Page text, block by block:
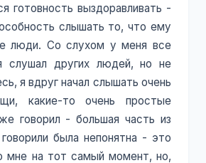
готовность выздоравливать -
слышать то, что ему
люди. Со слухом у меня все
слушал других людей, но не
я вдруг начал слышать очень
какие-то очень простые
говорил - большая часть из
была непонятна - это
мне на тот самый момент, но,